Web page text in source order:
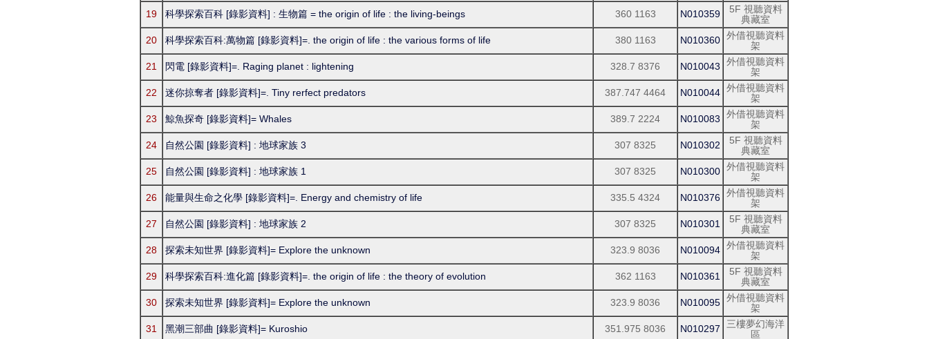
19
科學探索百科 [錄影資料] : 生物篇 = the origin of life : the living-beings 360 1163 N010359
5F 視聽資料
典藏室
20
科學探索百科:萬物篇 [錄影資料]=. the origin of life : the various forms of life 380 1163 N010360 外借視聽資料
架
21
閃電 [錄影資料]=. Raging planet : lightening 328.7 8376 N010043
外借視聽資料
架
22
迷你掠奪者 [錄影資料]=. Tiny rerfect predators 387.747 4464 N010044 外借視聽資料
架
23
鯨魚探奇 [錄影資料]= Whales 389.7 2224 N010083
外借視聽資料
架
24
自然公園 [錄影資料] : 地球家族 3 307 8325 N010302
5F 視聽資料
典藏室
25
自然公園 [錄影資料] : 地球家族 1 307 8325 N010300 外借視聽資料
架
26
能量與生命之化學 [錄影資料]=. Energy and chemistry of life 335.5 4324 N010376 外借視聽資料
架
27
自然公園 [錄影資料] : 地球家族 2 307 8325 N010301
5F 視聽資料
典藏室
28
探索未知世界 [錄影資料]= Explore the unknown 323.9 8036 N010094 外借視聽資料
架
29
科學探索百科:進化篇 [錄影資料]=. the origin of life : the theory of evolution 362 1163 N010361
5F 視聽資料
典藏室
30
探索未知世界 [錄影資料]= Explore the unknown 323.9 8036 N010095 外借視聽資料
架
31
黑潮三部曲 [錄影資料]= Kuroshio 351.975 8036 N010297
三樓夢幻海洋
區